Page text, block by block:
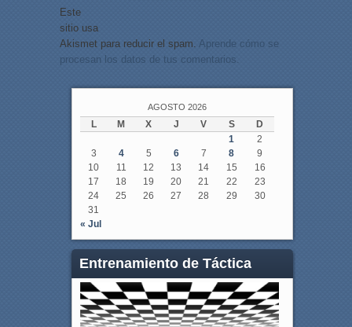
Este
sitio usa
Akismet para reducir el spam. Aprende cómo se
procesan los datos de tus comentarios.
AGOSTO 2026
L M X J V S
D
1
2
3
4 5 6 7 8
9
10
11 12 13 14 15
16
17
18 19 20 21 22
23
24
25 26 27 28 29
30
31
« Jul
Entrenamiento de Táctica